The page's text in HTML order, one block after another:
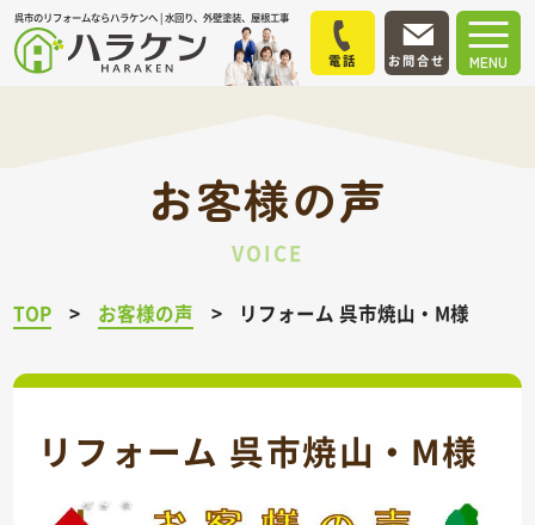
呉市のリフォームならハラケンへ | 水回り、外壁塗装、屋根工事
MENU
電話 お問合せ
お客様の声
VOICE
TOP お客様の声 リフォーム 呉市焼山・M様
リフォーム 呉市焼山・M様